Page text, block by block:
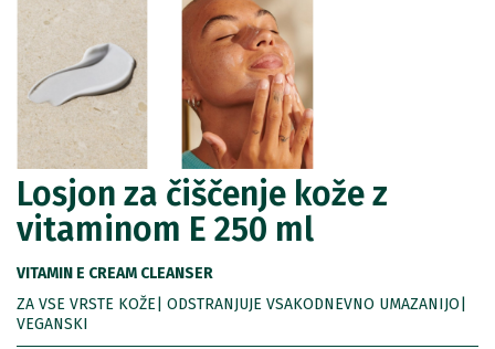
Losjon za čiščenje kože z
vitaminom E 250 ml
VITAMIN E CREAM CLEANSER
ZA VSE VRSTE KOŽE| ODSTRANJUJE VSAKODNEVNO UMAZANIJO|
VEGANSKI